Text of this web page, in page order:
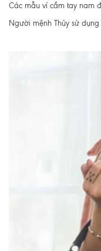
Các mẫu ví cầm tay nam
Người mệnh Thủy sử